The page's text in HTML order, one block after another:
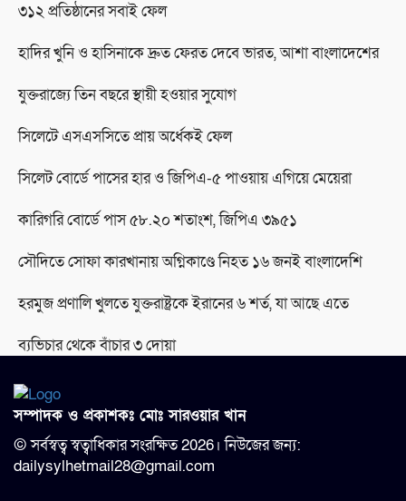
৩১২ প্রতিষ্ঠানের সবাই ফেল
হাদির খুনি ও হাসিনাকে দ্রুত ফেরত দেবে ভারত, আশা বাংলাদেশের
যুক্তরাজ্যে তিন বছরে স্থায়ী হওয়ার সুযোগ
সিলেটে এসএসসিতে প্রায় অর্ধেকই ফেল
সিলেট বোর্ডে পাসের হার ও জিপিএ-৫ পাওয়ায় এগিয়ে মেয়েরা
কারিগরি বোর্ডে পাস ৫৮.২০ শতাংশ, জিপিএ ৩৯৫১
সৌদিতে সোফা কারখানায় অগ্নিকাণ্ডে নিহত ১৬ জনই বাংলাদেশি
হরমুজ প্রণালি খুলতে যুক্তরাষ্ট্রকে ইরানের ৬ শর্ত, যা আছে এতে
ব্যভিচার থেকে বাঁচার ৩ দোয়া
সম্পাদক ও প্রকাশকঃ মোঃ সারওয়ার খান
© সর্বস্বত্ব স্বত্বাধিকার সংরক্ষিত 2026। নিউজের জন্য:
dailysylhetmail28@gmail.com